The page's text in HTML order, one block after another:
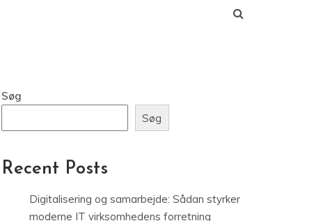
Søg
Søg
Recent Posts
Digitalisering og samarbejde: Sådan styrker
moderne IT virksomhedens forretning